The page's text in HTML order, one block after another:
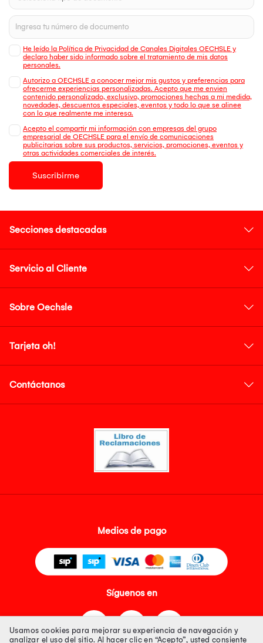
He leído la Política de Privacidad de Canales Digitales OECHSLE y
declaro haber sido informado sobre el tratamiento de mis datos
personales.
Autorizo a OECHSLE a conocer mejor mis gustos y preferencias para
ofrecerme experiencias personalizadas. Acepto que me envien
contenido personalizado, exclusivo, promociones hechas a mi medida,
novedades, descuentos especiales, eventos y todo lo que se alinee
con lo que realmente me interesa.
Acepto el compartir mi información con empresas del grupo
empresarial de OECHSLE para el envío de comunicaciones
publicitarias sobre sus productos, servicios, promociones, eventos y
otras actividades comerciales de interés.
Suscribirme
Secciones destacadas
Servicio al Cliente
Sobre Oechsle
Tarjeta oh!
Contáctanos
Medios de pago
Síguenos en
Usamos cookies para mejorar su experiencia de navegación y
analizar el uso del sitio. Al hacer clic en “Acepto”, usted consiente